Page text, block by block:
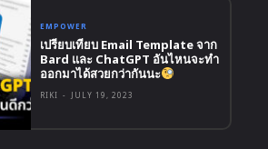
EMPOWER
เปรียบเทียบ Email Template จาก
Bard และ ChatGPT อันไหนจะทำ
ออกมาได้สวยกว่ากันนะ
RIKI - JULY 19, 2023